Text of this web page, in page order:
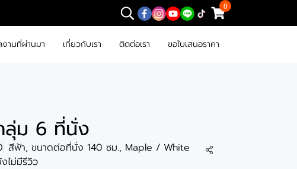
0
งานที่ผ่านมา เกี่ยวกับเรา ติดต่อเรา ขอใบเสนอราคา
ลุ่ม 6 ที่นั่ง
สีฟ้า, ขนาดต่อที่นั่ง 140 ซม., Maple / White
ไม่มีรีวิว
แชร์